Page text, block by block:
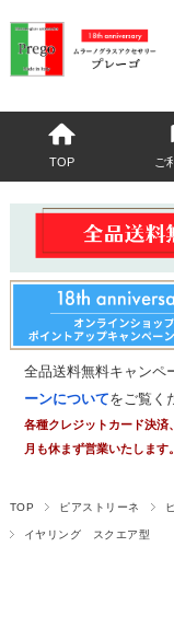
TOP ご
全品送料無料キャン
ーンについてをご覧く
各種クレジットカード決済
月も休まず営業いたします。
TOP ピアストリーネ
イヤリング スクエア型